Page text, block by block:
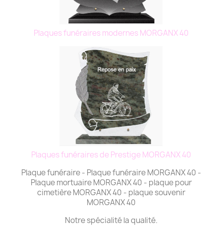
Plaques funéraires modernes MORGANX 40
Plaques funéraires de Prestige MORGANX 40
Plaque funéraire - Plaque funéraire MORGANX 40 -
Plaque mortuaire MORGANX 40 - plaque pour
cimetière MORGANX 40 - plaque souvenir
MORGANX 40
Notre spécialité la qualité.